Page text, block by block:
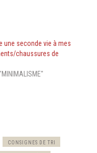
une seconde vie à mes
chaussures de
CONSIGNES DE TRI